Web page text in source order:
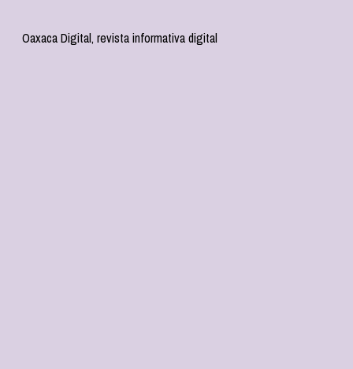
Oaxaca Digital, revista informativa digital